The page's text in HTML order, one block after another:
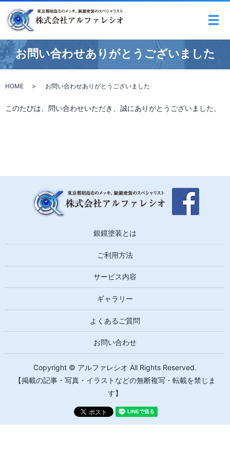
メ
お問い合わせありがとうございました
HOME お問い合わせありがとうございました
このたびは、問い合わせいただき、誠にありがとうございました。
銀鏡塗装とは
ご利用方法
サービス内容
ギャラリー
よくあるご質問
お問い合わせ
Copyright © アルファレシオ All Rights Reserved.
【掲載の記事・写真・イラストなどの無断複写・転載を禁じま
す】